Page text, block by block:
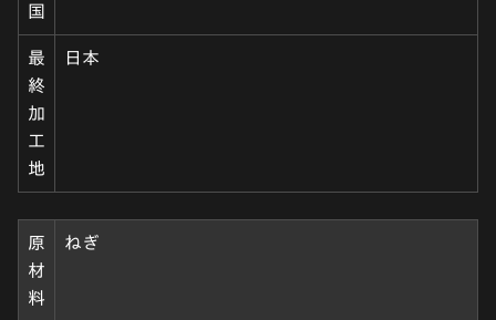
国
最
終
加
工
地
日本
原
材
料
ねぎ